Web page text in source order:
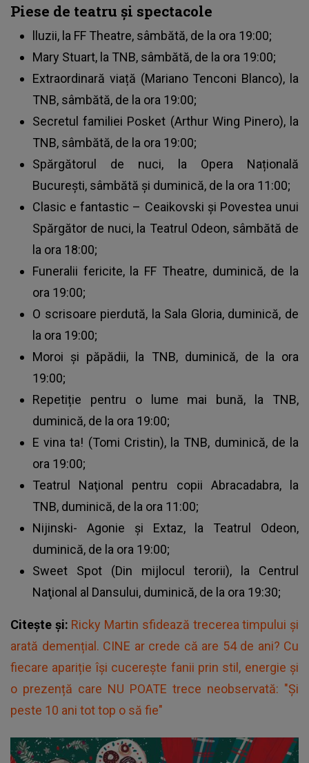
Piese de teatru și spectacole
lluzii, la FF Theatre, sâmbătă, de la ora 19:00;
Mary Stuart, la TNB, sâmbătă, de la ora 19:00;
Extraordinară viață (Mariano Tenconi Blanco), la
TNB, sâmbătă, de la ora 19:00;
Secretul familiei Posket (Arthur Wing Pinero), la
TNB, sâmbătă, de la ora 19:00;
Spărgătorul de nuci, la Opera Națională
București, sâmbătă și duminică, de la ora 11:00;
Clasic e fantastic – Ceaikovski și Povestea unui
Spărgător de nuci, la Teatrul Odeon, sâmbătă de
la ora 18:00;
Funeralii fericite, la FF Theatre, duminică, de la
ora 19:00;
O scrisoare pierdută, la Sala Gloria, duminică, de
la ora 19:00;
Moroi și păpădii, la TNB, duminică, de la ora
19:00;
Repetiție pentru o lume mai bună, la TNB,
duminică, de la ora 19:00;
E vina ta! (Tomi Cristin), la TNB, duminică, de la
ora 19:00;
Teatrul Naţional pentru copii Abracadabra, la
TNB, duminică, de la ora 11:00;
Nijinski- Agonie și Extaz, la Teatrul Odeon,
duminică, de la ora 19:00;
Sweet Spot (Din mijlocul terorii), la Centrul
Naţional al Dansului, duminică, de la ora 19:30;
Citește și: Ricky Martin sfidează trecerea timpului și
arată demențial. CINE ar crede că are 54 de ani? Cu
fiecare apariție își cucerește fanii prin stil, energie și
o prezență care NU POATE trece neobservată: "Și
peste 10 ani tot top o să fie"